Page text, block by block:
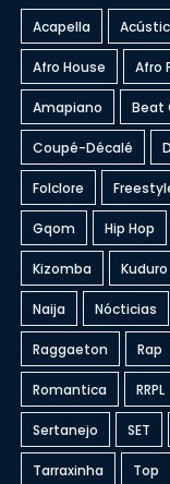
Acapella
Afro House Afro
Amapiano Beat
Coupé-Décalé
Folclore
Gqom Hip Hop
Kizomba Kuduro
Naija Nócticias
Raggaeton Rap
Romantica RRPL
Sertanejo SET
Tarraxinha Top